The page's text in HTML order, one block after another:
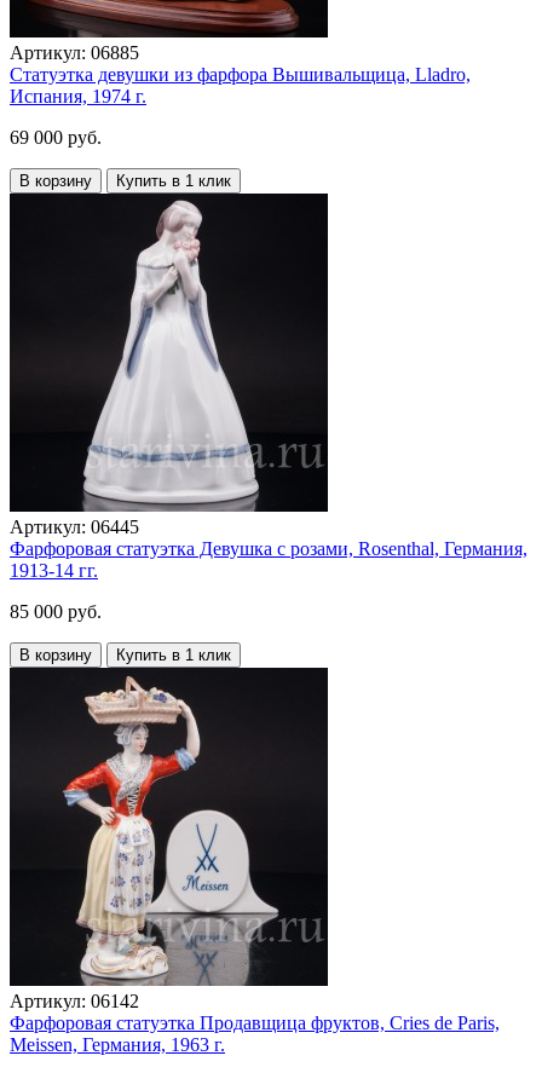
Артикул: 06885
Статуэтка девушки из фарфора Вышивальщица, Lladro,
Испания, 1974 г.
69 000 руб.
В корзину Купить в 1 клик
Артикул: 06445
Фарфоровая статуэтка Девушка с розами, Rosenthal, Германия,
1913-14 гг.
85 000 руб.
В корзину Купить в 1 клик
Артикул: 06142
Фарфоровая статуэтка Продавщица фруктов, Cries de Paris,
Meissen, Германия, 1963 г.